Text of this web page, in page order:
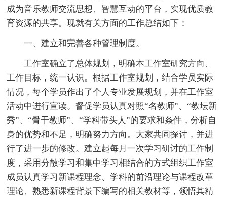
成为音乐教师交流思想、智慧互动的平台，实现优质教
育资源的共享。现就有关方面的工作总结如下：
一、建立和完善各种管理制度。
工作室确立了总体规划，明确本工作室研究方向、
工作目标，统一认识。根据工作室规划，结合学员实际
情况，每个学员作出了个人专业发展规划，并在工作室
活动中进行宣读。督促学员认真对照“名教师”、“教坛新
秀”、“骨干教师”、“学科带头人”的要求和条件，分析自
身的优势和不足，明确努力方向。大家共同探讨，并进
行了进一步的修改。建立起每月一次学习研讨的工作制
度，采用分散学习和集中学习相结合的方式组织工作室
成员认真学习新课程理念、学科的前沿理论与课程改革
理论、熟悉新课程背景下编写的相关教材等，领悟其精